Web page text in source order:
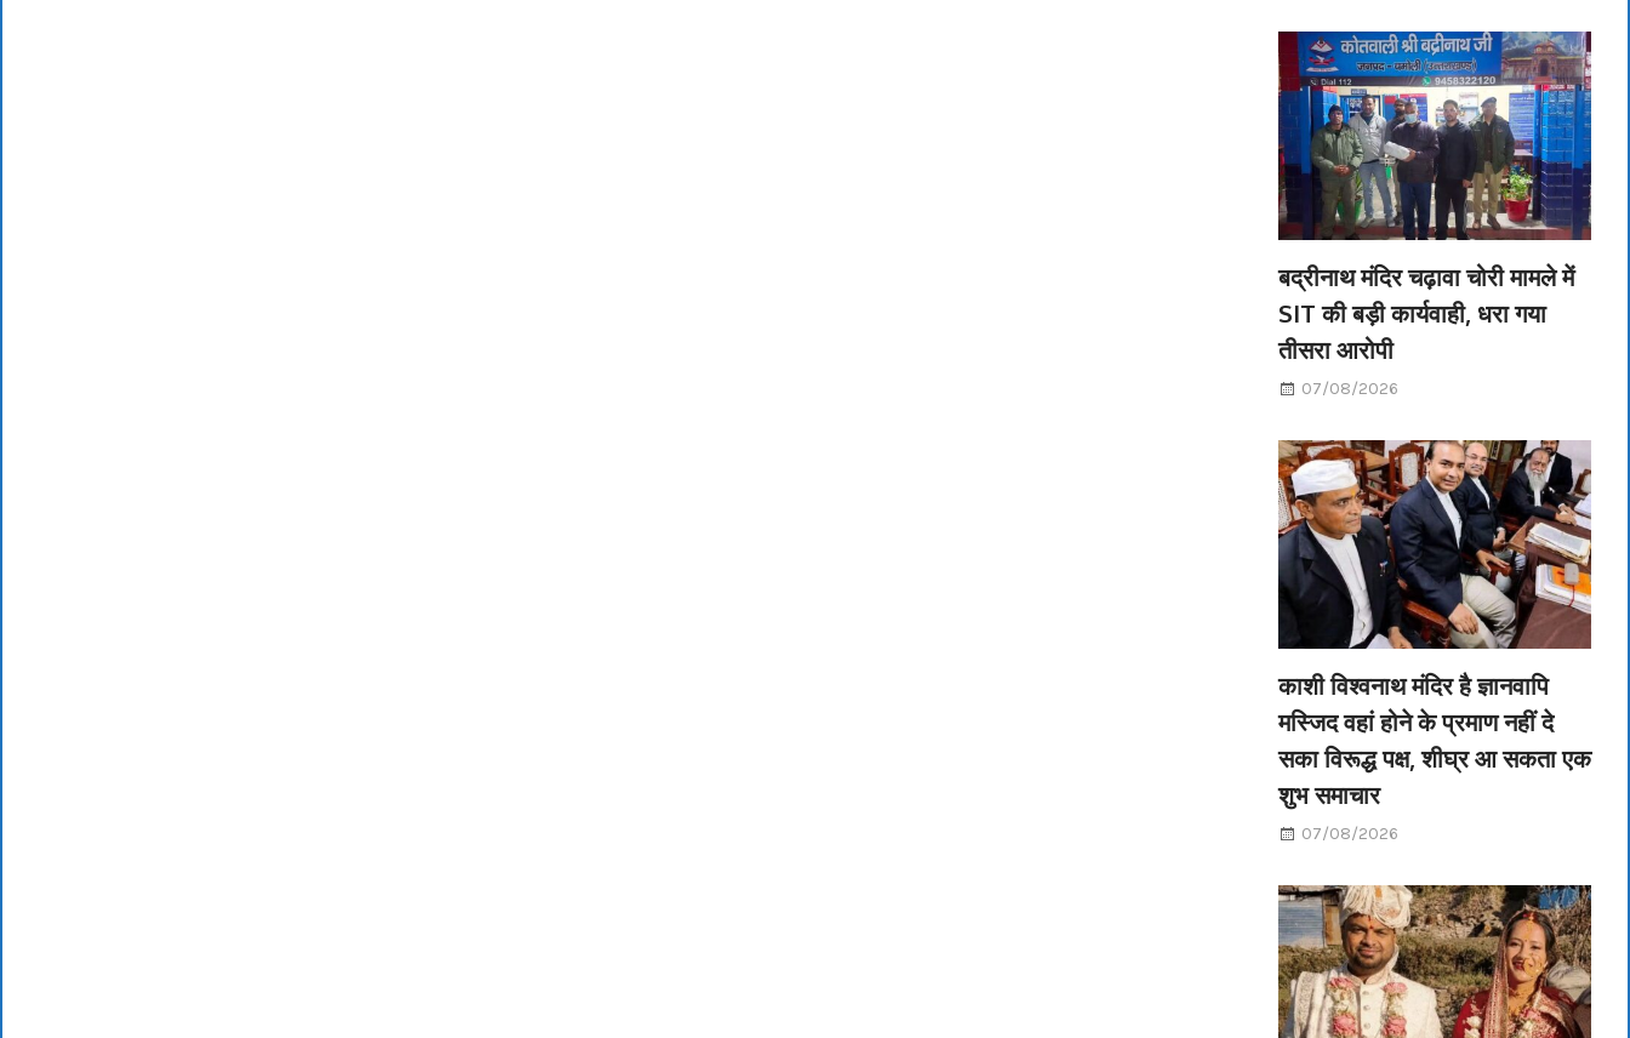
बद्रीनाथ मंदिर चढ़ावा चोरी मामले में
SIT की बड़ी कार्यवाही, धरा गया
तीसरा आरोपी
07/08/2026
काशी विश्वनाथ मंदिर है ज्ञानवापि
मस्जिद वहां होने के प्रमाण नहीं दे
सका विरूद्ध पक्ष, शीघ्र आ सकता एक
शुभ समाचार
07/08/2026